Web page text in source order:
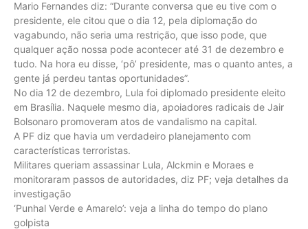
Mario Fernandes diz: “Durante conversa que eu tive com o
presidente, ele citou que o dia 12, pela diplomação do
vagabundo, não seria uma restrição, que isso pode, que
qualquer ação nossa pode acontecer até 31 de dezembro e
tudo. Na hora eu disse, ‘pô’ presidente, mas o quanto antes, a
gente já perdeu tantas oportunidades”.
No dia 12 de dezembro, Lula foi diplomado presidente eleito
em Brasília. Naquele mesmo dia, apoiadores radicais de Jair
Bolsonaro promoveram atos de vandalismo na capital.
A PF diz que havia um verdadeiro planejamento com
características terroristas.
Militares queriam assassinar Lula, Alckmin e Moraes e
monitoraram passos de autoridades, diz PF; veja detalhes da
investigação
‘Punhal Verde e Amarelo’: veja a linha do tempo do plano
golpista